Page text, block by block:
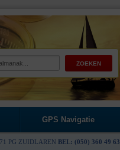
GPS Navigatie
PG ZUIDLAREN BEL: (050) 360 49 63